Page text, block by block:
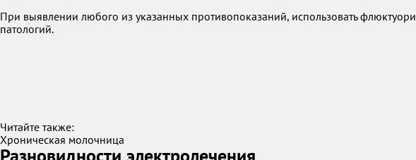
При выявлении любого из указанных противопоказаний, использовать
патологий.
Читайте также:
Хроническая молочница